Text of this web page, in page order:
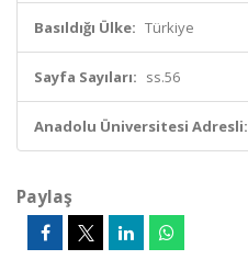
Basıldığı Ülke: Türkiye
Sayfa Sayıları: ss.56
Anadolu Üniversitesi Adresli:
Paylaş